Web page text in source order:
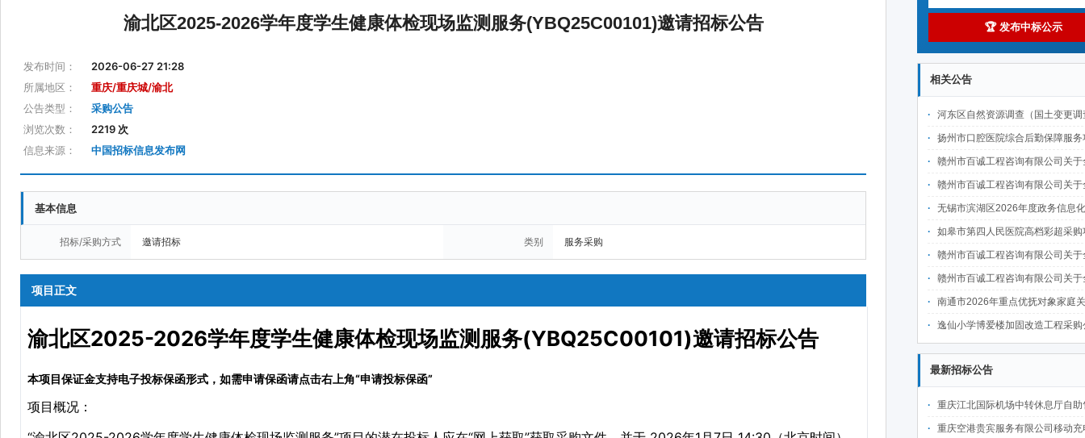
渝北区2025-2026学年度学生健康体检现场监测服务(YBQ25C00101)邀请招标公告
发布时间：
2026-06-27 21:28
所属地区：
重庆/重庆城/渝北
公告类型：
采购公告
浏览次数：
2219 次
信息来源：
中国招标信息发布网
基本信息
招标/采购方式 邀请招标 类别 服务采购
项目正文
🏆 发布中标公示
相关公告
河东区自然资源调查（国土变更调查及林草湿监测调查、城市国土空间监测）项
扬州市口腔医院综合后勤保障服务项目采
赣州市百诚工程咨询有限公司关于全南县教育体育局全南县高级职业技术学校整体迁建南校区实训基地项目二次装修及设备采购项目-健身器材（国内货物）分散采购项目（项目编号：GZBC2026-QN-X001品目二）的（不见面
赣州市百诚工程咨询有限公司关于全南县教育体育局全南县高级职业技术学校整体迁建南校区实训基地项目二次装修及设备采购项目-音频设备（国内货物）分散采购项目（项目编号：GZBC2026-QN-X001品目三）的（不见面
无锡市滨湖区2026年度政务信息化统一运维项目
如皋市第四人民医院高档彩超采购项目采
赣州市百诚工程咨询有限公司关于全南县教育体育局全南县高级职业技术学校整体迁建南校区实训基地项目二次装修及设备采购项目-家电（国内货物）分散采购项目（项目编号：GZBC2026-QN-X001品目四）的（不见面
赣州市百诚工程咨询有限公司关于全南县教育体育局全南县高级职业技术学校整体迁建南校区实训基地项目二次装修及设备采购项目-监控设备（国内货物）分散采购项目（项目编号：GZBC2026-QN-X001品目五）的（不见面
南通市2026年重点优抚对象家庭关爱宜居工程施工项目
逸仙小学博爱楼加固改造工程采购
最新招标公告
重庆江北国际机场中转休息厅自助售卖机点位公开招
重庆空港贵宾服务有限公司移动充电宝点位资源公开